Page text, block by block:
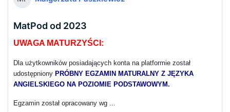
MatPod od 2023
UWAGA MATURZYŚCI:
Dla użytkowników posiadających konta na platformie został
udostępniony PRÓBNY EGZAMIN MATURALNY Z JĘZYKA
ANGIELSKIEGO NA POZIOMIE PODSTAWOWYM.
Egzamin został opracowany wg ...